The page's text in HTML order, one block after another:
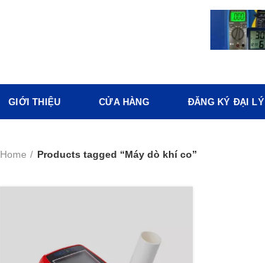
GIỚI THIỆU CỬA HÀNG ĐĂNG KÝ ĐẠI LÝ
Home Products tagged “Máy dò khí co”